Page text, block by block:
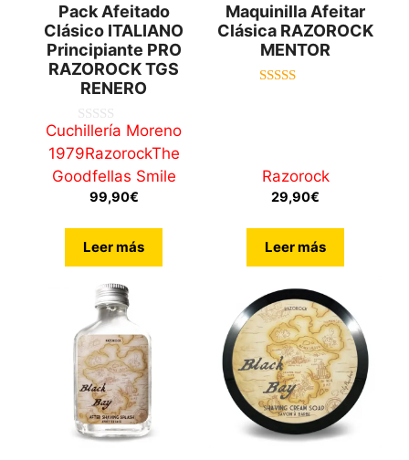
Pack Afeitado
Clásico ITALIANO
Principiante PRO
RAZOROCK TGS
RENERO
0
d
e
5
Cuchillería Moreno
1979RazorockThe
Goodfellas Smile
99,90€
Leer más
Maquinilla Afeitar
Clásica RAZOROCK
MENTOR
Razorock
29,90€
Leer más